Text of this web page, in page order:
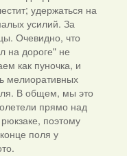
удержаться на
усилий. За
Очевидно, что
на дороге" не
как пуночка, и
мелиоративных
В общем, мы это
прямо над
поэтому
поля у